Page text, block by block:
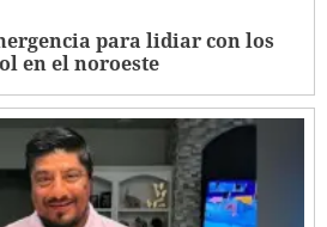
para lidiar con los
en el noroeste